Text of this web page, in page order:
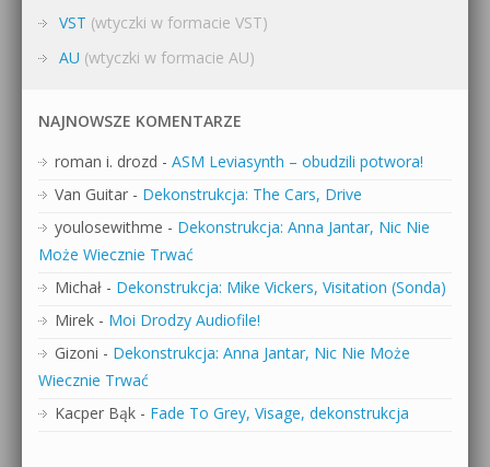
VST (wtyczki w formacie VST)
AU (wtyczki w formacie AU)
NAJNOWSZE KOMENTARZE
roman i. drozd - ASM Leviasynth – obudzili potwora!
Van Guitar - Dekonstrukcja: The Cars, Drive
youlosewithme - Dekonstrukcja: Anna Jantar, Nic Nie
Może Wiecznie Trwać
Michał - Dekonstrukcja: Mike Vickers, Visitation (Sonda)
Mirek - Moi Drodzy Audiofile!
Gizoni - Dekonstrukcja: Anna Jantar, Nic Nie Może
Wiecznie Trwać
Kacper Bąk - Fade To Grey, Visage, dekonstrukcja